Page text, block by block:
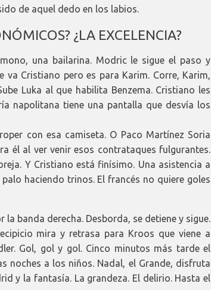
de aquel dedo en los labios.
¿LA EXCELENCIA?
una bailarina. Modric le sigue el paso y
Cristiano pero es para Karim. Corre, Karim,
Luka al que habilita Benzema. Cristiano les
napolitana tiene una pantalla que desvía los
con esa camiseta. O Paco Martínez Soria
él al ver venir esos contrataques fulgurantes.
Y Cristiano está finísimo. Una asistencia a
haciendo trinos. El francés no quiere goles
banda derecha. Desborda, se detiene y sigue.
mira y retrasa para Kroos que viene a
Gol, gol y gol. Cinco minutos más tarde el
noches a los niños. Nadal, el Grande, disfruta
y la fantasía. La grandeza. El delirio. Hasta el